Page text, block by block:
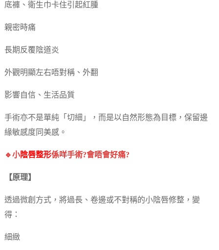
底褲、衛生巾卡住引起紅腫
親密時痛
長期反覆陰道炎
外觀明顯左右唔對稱、外翻
影響自信、生活品質
手術亦不是單純「切細」，而是以自然形態為目標，保留邊
緣敏感度同美感。
🔹小陰唇整形係咩手術?會唔會好痛?
【原理】
透過微創方式，將過長、卷邊或不對稱的小陰唇修整，變
得：
細緻